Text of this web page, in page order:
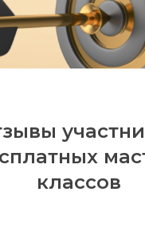
классов